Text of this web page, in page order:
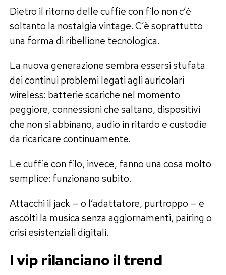
Dietro il ritorno delle cuffie con filo non c’è
soltanto la nostalgia vintage. C’è soprattutto
una forma di ribellione tecnologica.
La nuova generazione sembra essersi stufata
dei continui problemi legati agli auricolari
wireless: batterie scariche nel momento
peggiore, connessioni che saltano, dispositivi
che non si abbinano, audio in ritardo e custodie
da ricaricare continuamente.
Le cuffie con filo, invece, fanno una cosa molto
semplice: funzionano subito.
Attacchi il jack — o l’adattatore, purtroppo — e
ascolti la musica senza aggiornamenti, pairing o
crisi esistenziali digitali.
I vip rilanciano il trend